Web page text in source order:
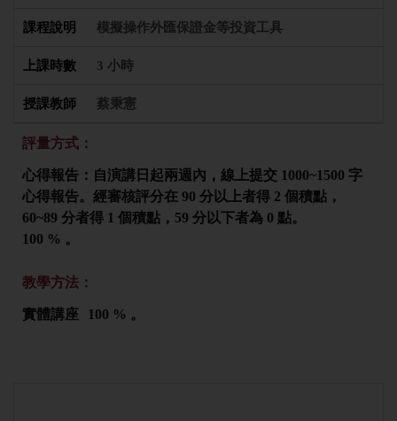
模擬操作外匯保證金等投資工具
3 小時
蔡秉憲
評量方式：
心得報告：自演講日起兩週內，線上提交 1000~1500 字
心得報告。經審核評分在 90 分以上者得 2 個積點，
60~89 分者得 1 個積點，59 分以下者為 0 點。
100 % 。
教學方法：
實體講座 100 % 。